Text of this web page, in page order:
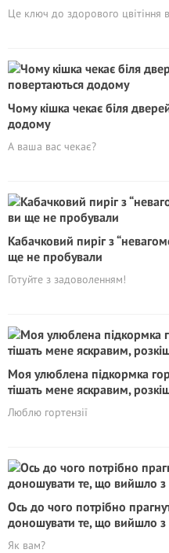
Це ключ до здорового цвітіння
Чому кішка чекає біля
додому
А ваша вас чекає?
Кабачковий пиріг з
ще не пробували
Готуйте з задоволенням!
Моя улюблена підкормка
тішать мене яскравим,
Люблю гортензії
Ось до чого потрібно
доношувати те, що вийшло
Як вам?